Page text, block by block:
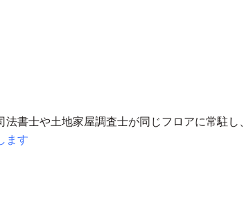
書士や土地家屋調査士が同じフロアに常駐し、
ます